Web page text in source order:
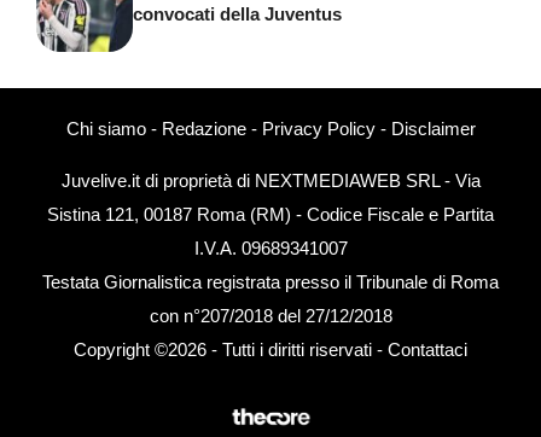
convocati della Juventus
Chi siamo- Redazione- Privacy Policy- Disclaimer
Juvelive.it di proprietà di NEXTMEDIAWEB SRL - Via
Sistina 121, 00187 Roma (RM) - Codice Fiscale e Partita
I.V.A. 09689341007
Testata Giornalistica registrata presso il Tribunale di Roma
con n°207/2018 del 27/12/2018
Copyright ©2026 - Tutti i diritti riservati - Contattaci